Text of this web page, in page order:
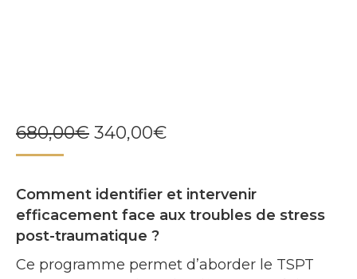
680,00€ Le
était :
680,00€.
340,00€
est :
340,00€.
Comment identifier et intervenir
efficacement face aux troubles de stress
post-traumatique ?
Ce programme permet d’aborder le TSPT